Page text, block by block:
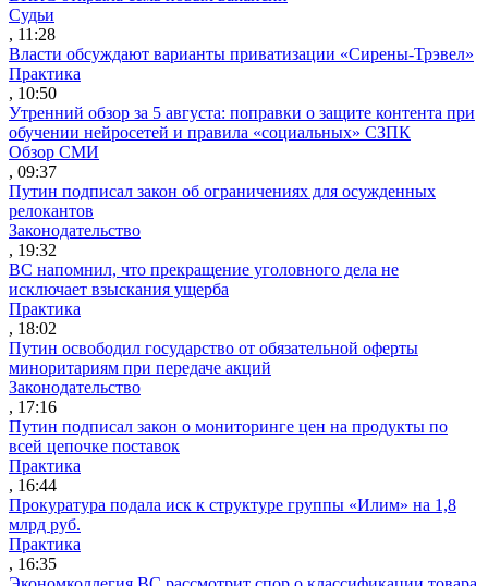
Судьи
, 11:28
Власти обсуждают варианты приватизации «Сирены-Трэвел»
Практика
, 10:50
Утренний обзор за 5 августа: поправки о защите контента при
обучении нейросетей и правила «социальных» СЗПК
Обзор СМИ
, 09:37
Путин подписал закон об ограничениях для осужденных
релокантов
Законодательство
, 19:32
ВС напомнил, что прекращение уголовного дела не
исключает взыскания ущерба
Практика
, 18:02
Путин освободил государство от обязательной оферты
миноритариям при передаче акций
Законодательство
, 17:16
Путин подписал закон о мониторинге цен на продукты по
всей цепочке поставок
Практика
, 16:44
Прокуратура подала иск к структуре группы «Илим» на 1,8
млрд руб.
Практика
, 16:35